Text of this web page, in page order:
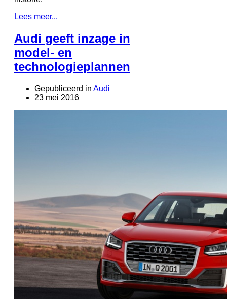
Lees meer...
Audi geeft inzage in
model- en
technologieplannen
Gepubliceerd in Audi
23 mei 2016